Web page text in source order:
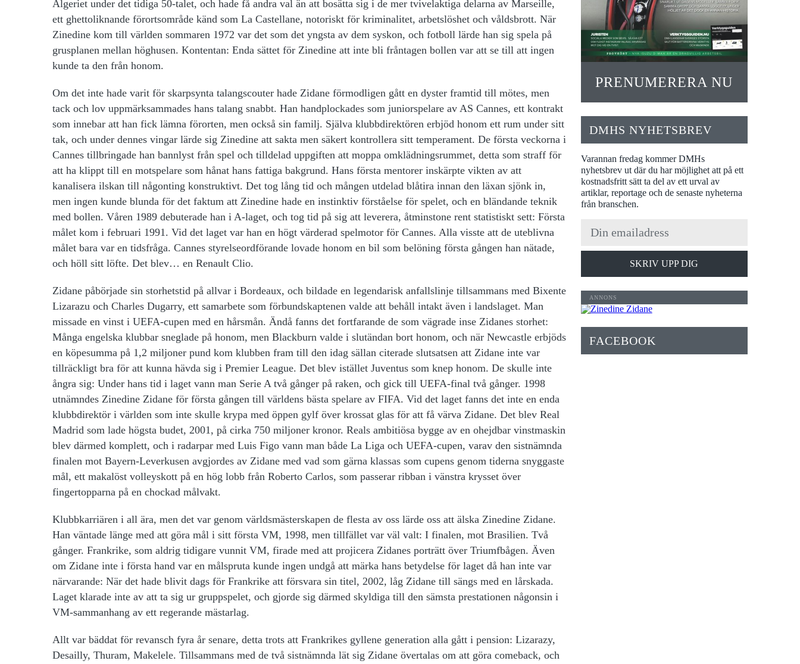
Algeriet under det tidiga 50-talet, och hade få andra val än att bosätta sig i de mer tvivelaktiga delarna av Marseille,
ett ghettoliknande förortsområde känd som La Castellane, notoriskt för kriminalitet, arbetslöshet och våldsbrott. När
Zinedine kom till världen sommaren 1972 var det som det yngsta av dem syskon, och fotboll lärde han sig spela på
grusplanen mellan höghusen. Kontentan: Enda sättet för Zinedine att inte bli fråntagen bollen var att se till att ingen
kunde ta den från honom.
Om det inte hade varit för skarpsynta talangscouter hade Zidane förmodligen gått en dyster framtid till mötes, men
tack och lov uppmärksammades hans talang snabbt. Han handplockades som juniorspelare av AS Cannes, ett kontrakt
som innebar att han fick lämna förorten, men också sin familj. Själva klubbdirektören erbjöd honom ett rum under sitt
tak, och under dennes vingar lärde sig Zinedine att sakta men säkert kontrollera sitt temperament. De första veckorna i
Cannes tillbringade han bannlyst från spel och tilldelad uppgiften att moppa omklädningsrummet, detta som straff för
att ha klippt till en motspelare som hånat hans fattiga bakgrund. Hans första mentorer inskärpte vikten av att
kanalisera ilskan till någonting konstruktivt. Det tog lång tid och mången utdelad blåtira innan den läxan sjönk in,
men ingen kunde blunda för det faktum att Zinedine hade en instinktiv förståelse för spelet, och en bländande teknik
med bollen. Våren 1989 debuterade han i A-laget, och tog tid på sig att leverera, åtminstone rent statistiskt sett: Första
målet kom i februari 1991. Vid det laget var han en högt värderad spelmotor för Cannes. Alla visste att de uteblivna
målet bara var en tidsfråga. Cannes styrelseordförande lovade honom en bil som belöning första gången han nätade,
och höll sitt löfte. Det blev… en Renault Clio.
Zidane påbörjade sin storhetstid på allvar i Bordeaux, och bildade en legendarisk anfallslinje tillsammans med Bixente
Lizarazu och Charles Dugarry, ett samarbete som förbundskaptenen valde att behåll intakt även i landslaget. Man
missade en vinst i UEFA-cupen med en hårsmån. Ändå fanns det fortfarande de som vägrade inse Zidanes storhet:
Många engelska klubbar sneglade på honom, men Blackburn valde i slutändan bort honom, och när Newcastle erbjöds
en köpesumma på 1,2 miljoner pund kom klubben fram till den idag sällan citerade slutsatsen att Zidane inte var
tillräckligt bra för att kunna hävda sig i Premier League. Det blev istället Juventus som knep honom. De skulle inte
ångra sig: Under hans tid i laget vann man Serie A två gånger på raken, och gick till UEFA-final två gånger. 1998
utnämndes Zinedine Zidane för första gången till världens bästa spelare av FIFA. Vid det laget fanns det inte en enda
klubbdirektör i världen som inte skulle krypa med öppen gylf över krossat glas för att få värva Zidane. Det blev Real
Madrid som lade högsta budet, 2001, på cirka 750 miljoner kronor. Reals ambitiösa bygge av en ohejdbar vinstmaskin
blev därmed komplett, och i radarpar med Luis Figo vann man både La Liga och UEFA-cupen, varav den sistnämnda
finalen mot Bayern-Leverkusen avgjordes av Zidane med vad som gärna klassas som cupens genom tiderna snyggaste
mål, ett makalöst volleyskott på en hög lobb från Roberto Carlos, som passerar ribban i vänstra krysset över
fingertopparna på en chockad målvakt.
Klubbkarriären i all ära, men det var genom världsmästerskapen de flesta av oss lärde oss att älska Zinedine Zidane.
Han väntade länge med att göra mål i sitt första VM, 1998, men tillfället var väl valt: I finalen, mot Brasilien. Två
gånger. Frankrike, som aldrig tidigare vunnit VM, firade med att projicera Zidanes porträtt över Triumfbågen. Även
om Zidane inte i första hand var en målspruta kunde ingen undgå att märka hans betydelse för laget då han inte var
närvarande: När det hade blivit dags för Frankrike att försvara sin titel, 2002, låg Zidane till sängs med en lårskada.
Laget klarade inte av att ta sig ur gruppspelet, och gjorde sig därmed skyldiga till den sämsta prestationen någonsin i
VM-sammanhang av ett regerande mästarlag.
Allt var bäddat för revansch fyra år senare, detta trots att Frankrikes gyllene generation alla gått i pension: Lizarazy,
Desailly, Thuram, Makelele. Tillsammans med de två sistnämnda lät sig Zidane övertalas om att göra comeback, och
PRENUMERERA NU
DMHS NYHETSBREV
Varannan fredag kommer DMHs
nyhetsbrev ut där du har möjlighet att på ett
kostnadsfritt sätt ta del av ett urval av
artiklar, reportage och de senaste nyheterna
från branschen.
SKRIV UPP DIG
FACEBOOK